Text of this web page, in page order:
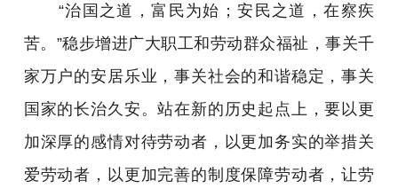
“治国之道，富民为始；安民之道，在察疾
苦。”稳步增进广大职工和劳动群众福祉，事关千
家万户的安居乐业，事关社会的和谐稳定，事关
国家的长治久安。站在新的历史起点上，要以更
加深厚的感情对待劳动者，以更加务实的举措关
爱劳动者，以更加完善的制度保障劳动者，让劳